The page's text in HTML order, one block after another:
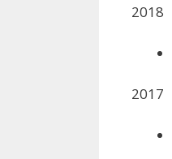
2018
2017